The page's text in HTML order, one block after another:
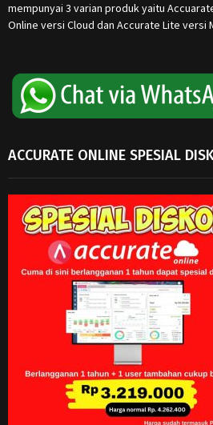
mempunyai 3 varian produk yaitu
Online versi Cloud dan Accurate Lite versi
ACCURATE ONLINE SPESIAL